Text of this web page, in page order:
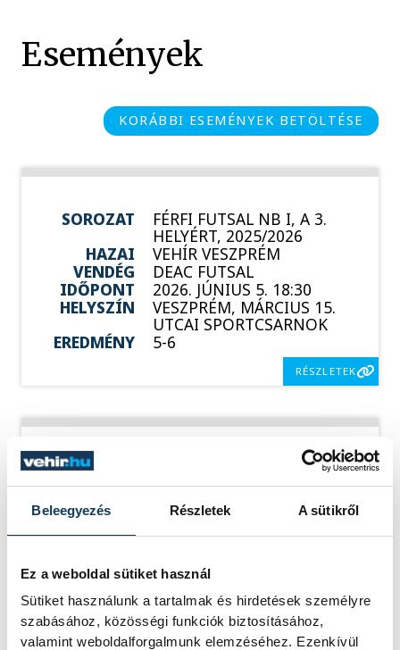
Beleegyezés Részletek A sütikről
Ez a weboldal sütiket használ
Sütiket használunk a tartalmak és hirdetések személyre
szabásához, közösségi funkciók biztosításához,
valamint weboldalforgalmunk elemzéséhez. Ezenkívül
Események
KORÁBBI ESEMÉNYEK BETÖLTÉSE
SOROZAT FÉRFI FUTSAL NB I, A 3.
HELYÉRT, 2025/2026
HAZAI
VEHÍR VESZPRÉM
VENDÉG
DEAC FUTSAL
IDŐPONT
2026. JÚNIUS 5. 18:30
HELYSZÍN
VESZPRÉM, MÁRCIUS 15.
UTCAI SPORTCSARNOK
EREDMÉNY
5-6
RÉSZLETEK
SOROZAT FÉRFI FUTSAL NB I, A 3.
HELYÉRT, 2025/2026
HAZAI
DEAC
VENDÉG
VEHÍR VESZPRÉM
IDŐPONT
2026. JÚNIUS 8. 18:00
DEBRECENI EGYETEMI
SPORTARÉNA
EREDMÉNY
1-3
RÉSZLETEK